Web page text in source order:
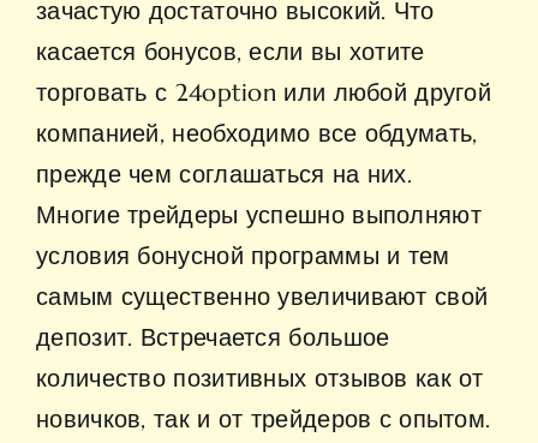
зачастую достаточно высокий. Что
касается бонусов, если вы хотите
торговать с 24option или любой другой
компанией, необходимо все обдумать,
прежде чем соглашаться на них.
Многие трейдеры успешно выполняют
условия бонусной программы и тем
самым существенно увеличивают свой
депозит. Встречается большое
количество позитивных отзывов как от
новичков, так и от трейдеров с опытом.